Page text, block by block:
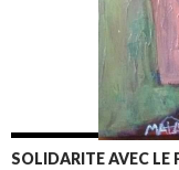
SOLIDARITE AVEC LE